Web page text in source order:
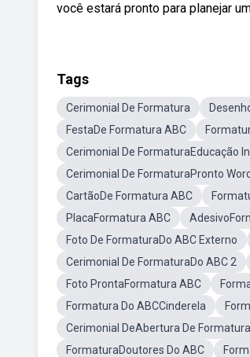
você estará pronto para planejar
Tags
Cerimonial De Formatura
FestaDe Formatura ABC
Cerimonial De FormaturaEducação
Cerimonial De FormaturaPronto Word
CartãoDe Formatura ABC
PlacaFormatura ABC
Foto De FormaturaDo ABC Externo
Cerimonial De FormaturaDo ABC 2
Foto ProntaFormatura ABC
Formatura Do ABCCinderela
Cerimonial DeAbertura De Formatura
FormaturaDoutores Do ABC